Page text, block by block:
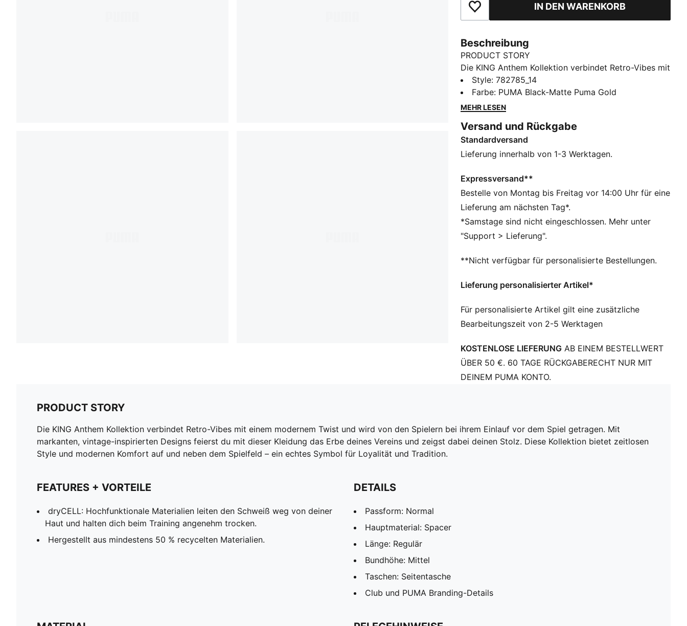
Zu Favoriten hinzufügenIN DEN WARENKORB
Beschreibung
PRODUCT STORY
Die KING Anthem Kollektion verbindet Retro-Vibes mit
einem modernem Twist und wird von den Spielern bei
ihrem Einlauf vor dem Spiel getragen. Mit markanten,
vintage-inspirierten Designs feierst du mit dieser
deinen Stolz. Diese Kollektion bietet zeitlosen Style
und modernen Komfort auf und neben dem Spielfeld
– ein echtes Symbol für Loyalität und Tradition.
dryCELL: Hochfunktionale Materialien leiten den
Schweiß weg von deiner Haut und halten dich beim
Training angenehm trocken.
Hergestellt aus mindestens 50 % recycelten
Materialien.
DETAILS
Hauptmaterial: Spacer
Bundhöhe: Mittel
Club und PUMA Branding-Details
Style:782785_14
Farbe: PUMA Black-Matte Puma Gold
MEHR LESEN
Versand und Rückgabe
Standardversand
Lieferung innerhalb von 1-3 Werktagen.
Expressversand**
Bestelle von Montag bis Freitag vor 14:00 Uhr für eine
Lieferung am nächsten Tag*.
*Samstage sind nicht eingeschlossen. Mehr unter
"Support > Lieferung".
**Nicht verfügbar für personalisierte Bestellungen.
Lieferung personalisierter Artikel*
Für personalisierte Artikel gilt eine zusätzliche
Bearbeitungszeit von 2-5 Werktagen
KOSTENLOSE LIEFERUNG AB EINEM BESTELLWERT
ÜBER 50 €. 60 TAGE RÜCKGABERECHT NUR MIT
DEINEM PUMA KONTO.
PRODUCT STORY
Die KING Anthem Kollektion verbindet Retro-Vibes mit einem modernem Twist und wird von den Spielern bei ihrem Einlauf vor dem Spiel getragen. Mit
markanten, vintage-inspirierten Designs feierst du mit dieser Kleidung das Erbe deines Vereins und zeigst dabei deinen Stolz. Diese Kollektion bietet zeitlosen
Style und modernen Komfort auf und neben dem Spielfeld – ein echtes Symbol für Loyalität und Tradition.
FEATURES + VORTEILE
dryCELL: Hochfunktionale Materialien leiten den Schweiß weg von deiner
Haut und halten dich beim Training angenehm trocken.
Hergestellt aus mindestens 50 % recycelten Materialien.
DETAILS
Passform: Normal
Hauptmaterial: Spacer
Länge: Regulär
Bundhöhe: Mittel
Taschen: Seitentasche
Club und PUMA Branding-Details